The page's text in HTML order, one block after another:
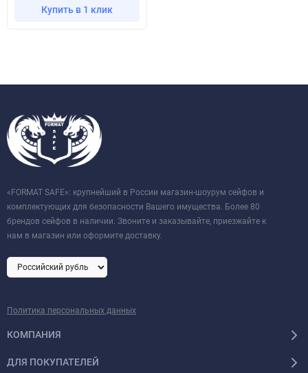
Купить в 1 клик
«FORMAT SAFE»: крупнейший в России магазин-шоурум сейфов и
комплектующих для безопасности Вашего имущества. Более 80
брендов сейфов в наличии. Звоните и заказывайте, приезжайте к
нам в магазин или оформите доставку.
Политика персональных данных
КОМПАНИЯ
ДЛЯ ПОКУПАТЕЛЕЙ